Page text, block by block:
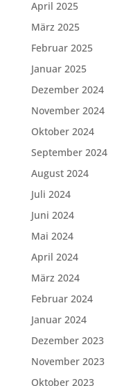
April 2025
März 2025
Februar 2025
Januar 2025
Dezember 2024
November 2024
Oktober 2024
September 2024
August 2024
Juli 2024
Juni 2024
Mai 2024
April 2024
März 2024
Februar 2024
Januar 2024
Dezember 2023
November 2023
Oktober 2023